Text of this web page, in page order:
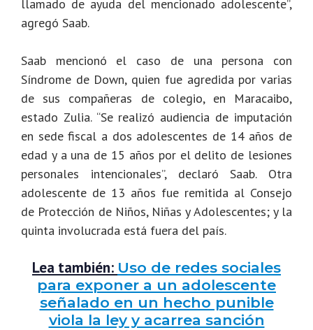
llamado de ayuda del mencionado adolescente”,
agregó Saab.
Saab mencionó el caso de una persona con
Síndrome de Down, quien fue agredida por varias
de sus compañeras de colegio, en Maracaibo,
estado Zulia. “Se realizó audiencia de imputación
en sede fiscal a dos adolescentes de 14 años de
edad y a una de 15 años por el delito de lesiones
personales intencionales”, declaró Saab. Otra
adolescente de 13 años fue remitida al Consejo
de Protección de Niños, Niñas y Adolescentes; y la
quinta involucrada está fuera del país.
Lea también: Uso de redes sociales
para exponer a un adolescente
señalado en un hecho punible
viola la ley y acarrea sanción